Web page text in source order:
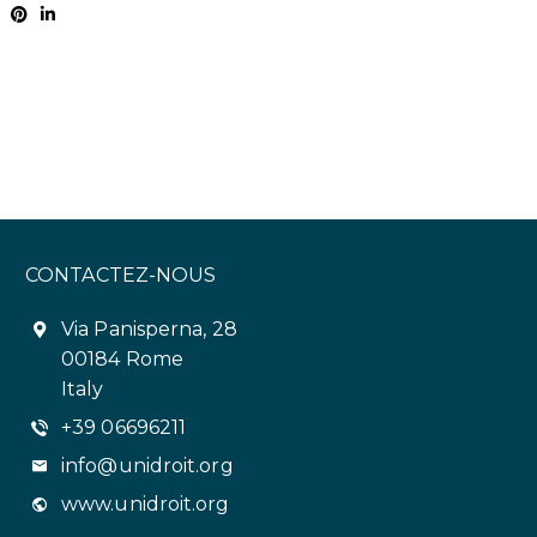
CONTACTEZ-NOUS
Via Panisperna, 28
00184 Rome
Italy
+39 06696211
info@unidroit.org
www.unidroit.org